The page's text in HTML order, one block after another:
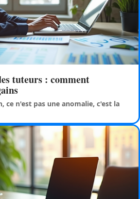
tuteurs : comment
ce n'est pas une anomalie, c'est la